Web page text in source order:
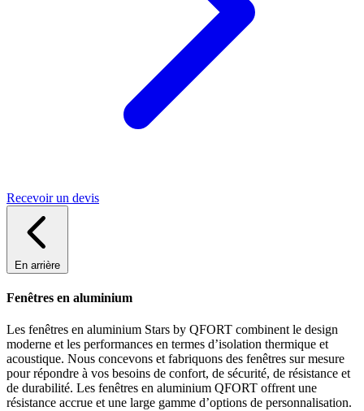
Recevoir un devis
En arrière
Fenêtres en aluminium
Les fenêtres en aluminium Stars by QFORT combinent le design
moderne et les performances en termes d’isolation thermique et
acoustique. Nous concevons et fabriquons des fenêtres sur mesure
pour répondre à vos besoins de confort, de sécurité, de résistance et
de durabilité. Les fenêtres en aluminium QFORT offrent une
résistance accrue et une large gamme d’options de personnalisation.